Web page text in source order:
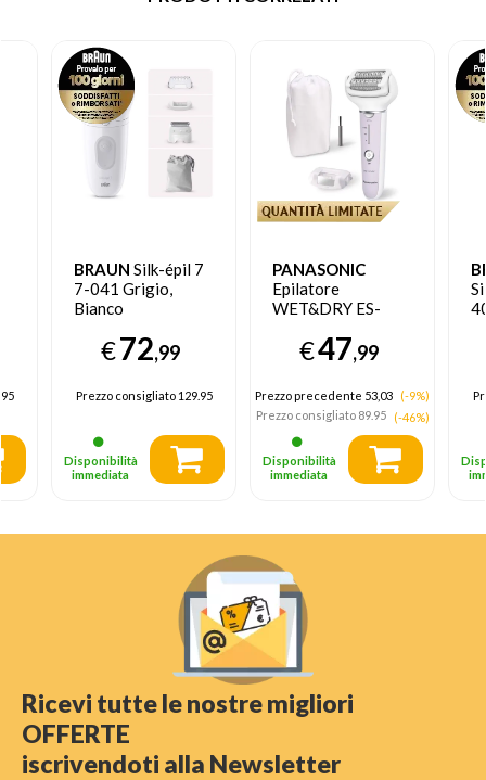
BRAUN Silk-épil 7
7-041 Grigio,
Bianco
€72,99
Prezzo consigliato129.95
Disponibilità
immediata
PANASONIC
Epilatore
WET&DRY ES-
€47,99
Prezzo precedente 53,03
(-9%)
Prezzo consigliato89.95 (-46%)
Disponibilità
immediata
Ricevi tutte le nostre migliori
OFFERTE
iscrivendoti alla Newsletter